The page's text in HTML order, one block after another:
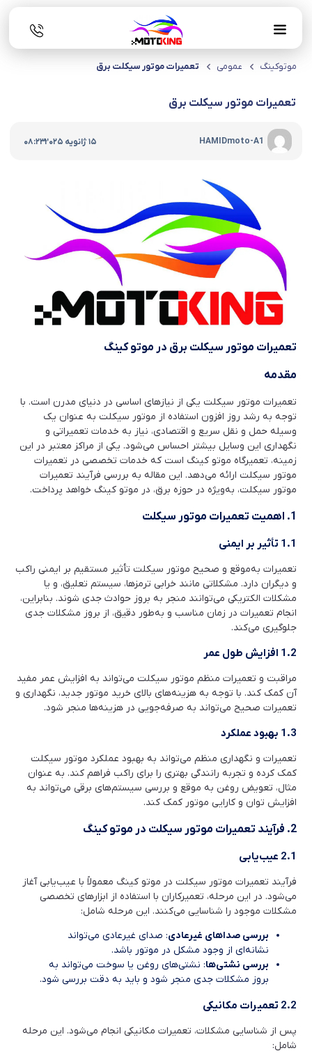
موتوکینگ عمومی تعمیرات موتور سیکلت برق
تعمیرات موتور سیکلت برق
HAMIDmoto-A1 15 ژانویه 2025 |
08:23
تعمیرات موتور سیکلت برق در موتو کینگ
مقدمه
تعمیرات موتور سیکلت یکی از نیازهای اساسی در دنیای مدرن است. با
توجه به رشد روز افزون استفاده از موتور سیکلت به عنوان یک
وسیله حمل و نقل سریع و اقتصادی، نیاز به خدمات تعمیراتی و
نگهداری این وسایل بیشتر احساس می‌شود. یکی از مراکز معتبر در این
زمینه، تعمیرگاه موتو کینگ است که خدمات تخصصی در تعمیرات
موتور سیکلت ارائه می‌دهد. این مقاله به بررسی فرآیند تعمیرات
موتور سیکلت، به‌ویژه در حوزه برق، در موتو کینگ خواهد پرداخت.
1. اهمیت تعمیرات موتور سیکلت
1.1 تأثیر بر ایمنی
تعمیرات به‌موقع و صحیح موتور سیکلت تأثیر مستقیم بر ایمنی راکب
و دیگران دارد. مشکلاتی مانند خرابی ترمزها، سیستم تعلیق، و یا
مشکلات الکتریکی می‌توانند منجر به بروز حوادث جدی شوند. بنابراین،
انجام تعمیرات در زمان مناسب و به‌طور دقیق، از بروز مشکلات جدی
جلوگیری می‌کند.
1.2 افزایش طول عمر
مراقبت و تعمیرات منظم موتور سیکلت می‌تواند به افزایش عمر مفید
آن کمک کند. با توجه به هزینه‌های بالای خرید موتور جدید، نگهداری و
تعمیرات صحیح می‌تواند به صرفه‌جویی در هزینه‌ها منجر شود.
1.3 بهبود عملکرد
تعمیرات و نگهداری منظم می‌تواند به بهبود عملکرد موتور سیکلت
کمک کرده و تجربه رانندگی بهتری را برای راکب فراهم کند. به عنوان
مثال، تعویض روغن به موقع و بررسی سیستم‌های برقی می‌تواند به
افزایش توان و کارایی موتور کمک کند.
2. فرآیند تعمیرات موتور سیکلت در موتو کینگ
2.1 عیب‌یابی
فرآیند تعمیرات موتور سیکلت در موتو کینگ معمولاً با عیب‌یابی آغاز
می‌شود. در این مرحله، تعمیرکاران با استفاده از ابزارهای تخصصی
مشکلات موجود را شناسایی می‌کنند. این مرحله شامل:
بررسی صداهای غیرعادی: صدای غیرعادی می‌تواند
نشانه‌ای از وجود مشکل در موتور باشد.
بررسی نشتی‌ها: نشتی‌های روغن یا سوخت می‌تواند به
بروز مشکلات جدی منجر شود و باید به دقت بررسی شود.
2.2 تعمیرات مکانیکی
پس از شناسایی مشکلات، تعمیرات مکانیکی انجام می‌شود. این مرحله
شامل: